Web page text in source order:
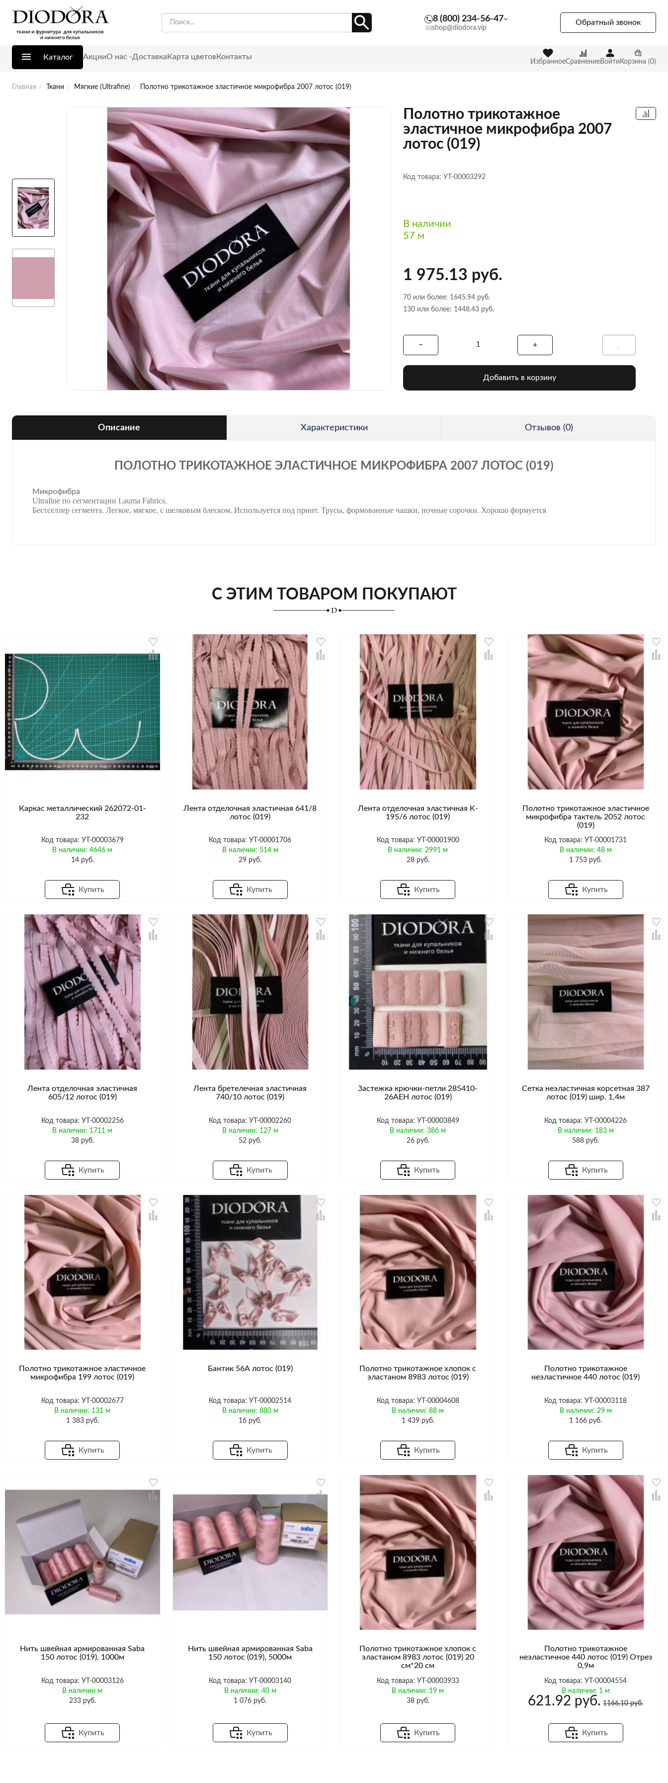
8 (800) 234-56-47
shop@diodora.vip
Обратный звонок
Каталог АкцииО нас Доставка Карта цветовКонтакты
ИзбранноеСравнениеВойти Корзина (0)
Главная Ткани Мягкие (Ultrafine) Полотно трикотажное эластичное микрофибра 2007 лотос (019)
Полотно трикотажное
эластичное микрофибра 2007
лотос (019)
Код товара: УТ-00003292
В наличии
57 м
1 975.13 руб.
70 или более: 1645.94 руб.
130 или более: 1448.43 руб.
Добавить в корзину
Описание Характеристики Отзывов (0)
ПОЛОТНО ТРИКОТАЖНОЕ ЭЛАСТИЧНОЕ МИКРОФИБРА 2007 ЛОТОС (019)
Микрофибра
Ultrafine по сегментации Lauma Fabrics.
Бестселлер сегмента. Легкое, мягкое, с шелковым блеском. Используется под принт. Трусы, формованные чашки, ночные сорочки. Хорошо формуется
С ЭТИМ ТОВАРОМ ПОКУПАЮТ
Каркас металлический 262072-01-
232
Код товара: УТ-00003679
В наличии: 4646 м
14 руб.
Купить
Лента отделочная эластичная 641/8
лотос (019)
Код товара: УТ-00001706
В наличии: 514 м
29 руб.
Купить
Лента отделочная эластичная K-
195/6 лотос (019)
Код товара: УТ-00001900
В наличии: 2991 м
28 руб.
Купить
Полотно трикотажное эластичное
микрофибра тактель 2052 лотос
(019)
Код товара: УТ-00001731
В наличии: 48 м
1 753 руб.
Купить
Лента отделочная эластичная
605/12 лотос (019)
Код товара: УТ-00002256
В наличии: 1711 м
38 руб.
Купить
Лента бретелечная эластичная
740/10 лотос (019)
Код товара: УТ-00002260
В наличии: 127 м
52 руб.
Купить
Застежка крючки-петли 285410-
26AEH лотос (019)
Код товара: УТ-00003849
В наличии: 386 м
26 руб.
Купить
Сетка неэластичная корсетная 387
лотос (019) шир. 1,4м
Код товара: УТ-00004226
В наличии: 183 м
588 руб.
Купить
Полотно трикотажное эластичное
микрофибра 199 лотос (019)
Код товара: УТ-00002677
В наличии: 131 м
1 383 руб.
Купить
Бантик 56А лотос (019)
Код товара: УТ-00002514
В наличии: 880 м
16 руб.
Купить
Полотно трикотажное хлопок с
эластаном 8983 лотос (019)
Код товара: УТ-00004608
В наличии: 88 м
1 439 руб.
Купить
Полотно трикотажное
неэластичное 440 лотос (019)
Код товара: УТ-00003118
В наличии: 29 м
1 166 руб.
Купить
Нить швейная армированная Saba
150 лотос (019), 1000м
Код товара: УТ-00003126
В наличии м
233 руб.
Купить
Нить швейная армированная Saba
150 лотос (019), 5000м
Код товара: УТ-00003140
В наличии: 40 м
1 076 руб.
Купить
Полотно трикотажное хлопок с
эластаном 8983 лотос (019) 20
см*20 см
Код товара: УТ-00003933
В наличии: 19 м
38 руб.
Купить
Полотно трикотажное
неэластичное 440 лотос (019) Отрез
0,9м
Код товара: УТ-00004554
В наличии: 1 м
621.92 руб. 1166.10 руб.
Купить